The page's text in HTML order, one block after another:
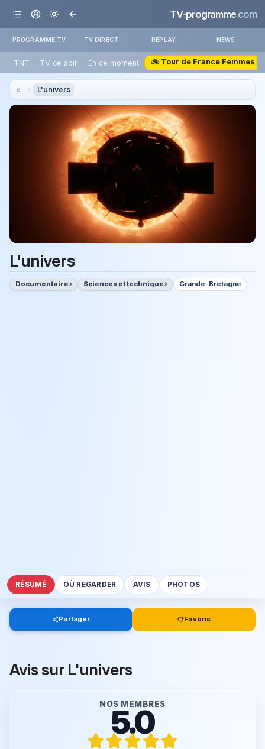
TV-programme.com
PROGRAMME TV TV DIRECT REPLAY NEWS
TNT TV ce soir En ce moment 🚲 Tour de France Femmes
L'univers
L'univers
Documentaire Sciences et technique Grande-Bretagne
RÉSUMÉ OÙ REGARDER AVIS PHOTOS
Partager Favoris
Avis sur L'univers
NOS MEMBRES
5.0